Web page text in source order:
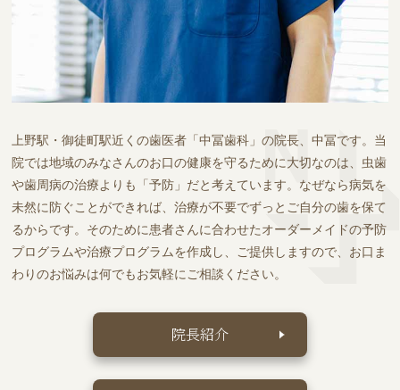
上野駅・御徒町駅近くの歯医者「中冨歯科」の院長、中冨です。当
院では地域のみなさんのお口の健康を守るために大切なのは、虫歯
や歯周病の治療よりも「予防」だと考えています。なぜなら病気を
未然に防ぐことができれば、治療が不要でずっとご自分の歯を保て
るからです。そのために患者さんに合わせたオーダーメイドの予防
プログラムや治療プログラムを作成し、ご提供しますので、お口ま
わりのお悩みは何でもお気軽にご相談ください。
院長紹介